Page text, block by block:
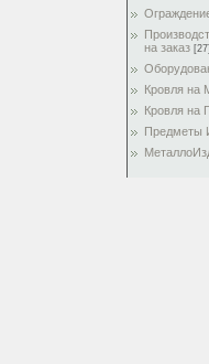
на заказ [27]
Кровля на
Кровля на
Предметы